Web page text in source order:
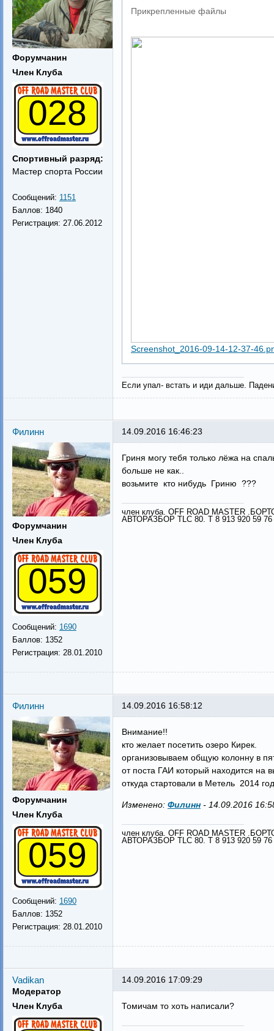
Форумчанин
Член Клуба
028
Спортивный разряд:
Мастер спорта России
Сообщений: 1151
Баллов: 1840
Регистрация: 27.06.2012
Прикрепленные файлы
Screenshot_2016-09-14-12-37-
Если упал- встать и иди дальше.
Филинн
Форумчанин
Член Клуба
059
Сообщений: 1690
Баллов: 1352
Регистрация: 28.01.2010
14.09.2016 16:46:23
Гриня могу тебя только лёжа на
больше не как..
возьмите кто нибудь Гриню ???
член клуба. OFF ROAD MASTER
АВТОРАЗБОР TLC 80. Т 8 913 920 59 76
Филинн
Форумчанин
Член Клуба
059
Сообщений: 1690
Баллов: 1352
Регистрация: 28.01.2010
14.09.2016 16:58:12
Внимание!!
кто желает посетить озеро Кирек.
организовываем общую колонну в
от поста ГАИ который находится
откуда стартовали в Метель 2014
Изменено: Филинн- 14.09.2016
член клуба. OFF ROAD MASTER
АВТОРАЗБОР TLC 80. Т 8 913 920 59 76
Vadikan
Модератор
Член Клуба
14.09.2016 17:09:29
Томичам то хоть написали?